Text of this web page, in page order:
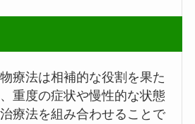
療法は相補的な役割を果た
重度の症状や慢性的な状態
療法を組み合わせることで